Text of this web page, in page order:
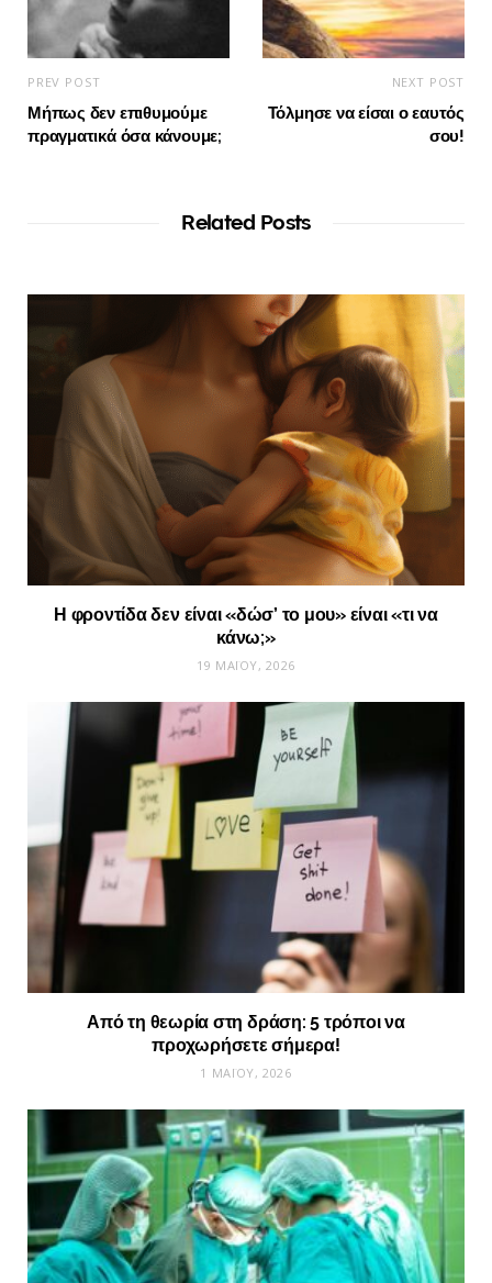
PREV POST
Μήπως δεν επιθυμούμε
πραγματικά όσα κάνουμε;
NEXT POST
Τόλμησε να είσαι ο εαυτός
σου!
Related Posts
Η φροντίδα δεν είναι «δώσ’ το μου» είναι «τι να
κάνω;»
19 ΜΑΪ́ΟΥ, 2026
Από τη θεωρία στη δράση: 5 τρόποι να
προχωρήσετε σήμερα!
1 ΜΑΪ́ΟΥ, 2026